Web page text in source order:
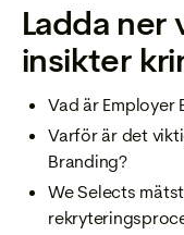
Ladda ner
insikter
Vad är Employer
Varför är det
Branding?
We Selects